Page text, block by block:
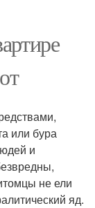
или бура
и
не ели
яд.